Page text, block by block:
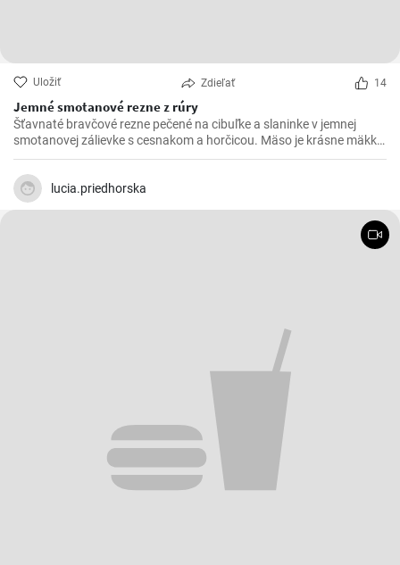
Uložiť Zdieľať 14
Jemné smotanové rezne z rúry
Šťavnaté bravčové rezne pečené na cibuľke a slaninke v jemnej
smotanovej zálievke s cesnakom a horčicou. Mäso je krásne mäkké
a doslova sa rozpadá.
lucia.priedhorska